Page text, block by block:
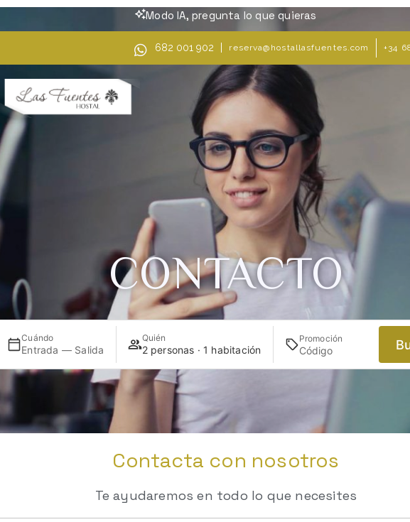
Modo IA, pregunta lo que quieras
682 001 902 reserva@hostallasfuentes.com +34
CONTACTO
Cuándo
Entrada — Salida
Quién
2 personas · 1 habitación
Promoción
Contacta con nosotros
Te ayudaremos en todo lo que necesites